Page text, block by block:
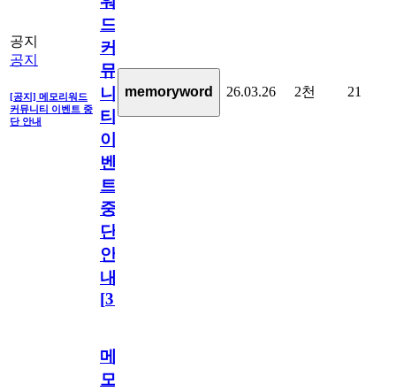
공지
공지
[공지] 메모리워드
커뮤니티 이벤트 중
단 안내
드
커
뮤
니
티
이
벤
트
중
단
안
내
[31
memoryword 26.03.26 2천 21
메
모